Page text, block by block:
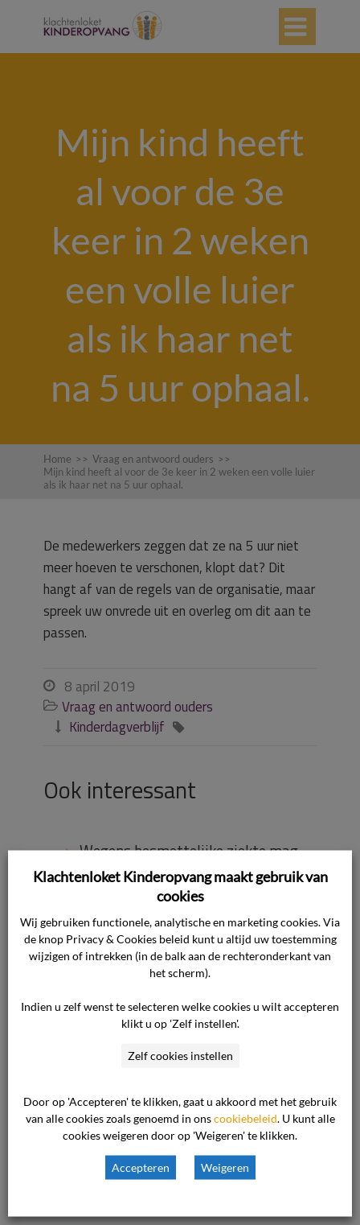

Mijn kind heeft
al voor de 3e
keer in 2 weken
een volle luier
als ik haar net
na 5 uur ophaal.
Home >> Vraag en antwoord ouders >>
Mijn kind heeft al voor de 3e keer in 2 weken een volle luier
als ik haar net na 5 uur ophaal.
De medewerkers zeggen dat ze na 5 uur niet
meer hoeven te verschonen, klopt dat? Dit
hangt af van de regels van de organisatie, maar
spreek uw onvrede uit en overleg om dit aan te
passen.
 8 april 2019
 Vraag en antwoord ouders
 Kinderdagverblijf 
Ook interessant
Wegens besmettelijke ziekte mag
kind niet naar de opvang, moet de
ouder dan toch betalen?
Hoe kan ik eerdere uitspraken over
de meldcode bekijken?
Hoe gaat Klachtenloket
Kinderopvang om met mijn privacy?
Mijn kind heeft diabetes, wat nu?
Is het melden van vermoedens bij
Wat kunt u doen als er sprake is van
discriminatie binnen de
kinderopvang?
Welke regels gelden er omtrent het
Klachtenloket Kinderopvang maakt gebruik van
cookies
Wij gebruiken functionele, analytische en marketing cookies. Via
de knop Privacy & Cookies beleid kunt u altijd uw toestemming
wijzigen of intrekken (in de balk aan de rechteronderkant van
het scherm).
Indien u zelf wenst te selecteren welke cookies u wilt accepteren
klikt u op 'Zelf instellen'.
Zelf cookies instellen
Door op 'Accepteren' te klikken, gaat u akkoord met het gebruik
van alle cookies zoals genoemd in onscookiebeleid . U kunt alle
cookies weigeren door op 'Weigeren' te klikken.
Accepteren Weigeren